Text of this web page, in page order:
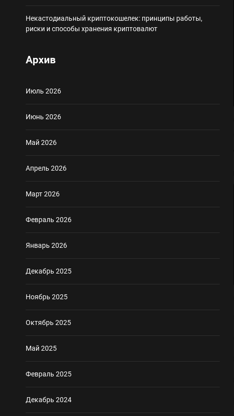
Некастодиальный криптокошелек: принципы работы,
риски и способы хранения криптовалют
Архив
Июль 2026
Июнь 2026
Май 2026
Апрель 2026
Март 2026
Февраль 2026
Январь 2026
Декабрь 2025
Ноябрь 2025
Октябрь 2025
Май 2025
Февраль 2025
Декабрь 2024